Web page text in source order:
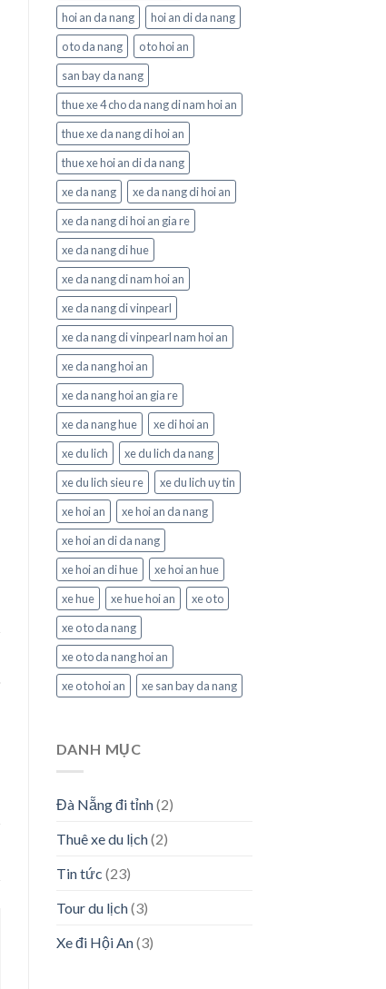
hoi an da nang
hoi an di da nang
o to da nang
o to hoi an
san bay da nang
thue xe 4 cho da nang di nam hoi an
thue xe da nang di hoi an
thue xe hoi an di da nang
xe da nang
xe da nang di hoi an
xe da nang di hoi an gia re
xe da nang di hue
xe da nang di nam hoi an
xe da nang di vinpearl
xe da nang di vinpearl nam hoi an
xe da nang hoi an
xe da nang hoi an gia re
xe da nang hue
xe di hoi an
xe du lich
xe du lich da nang
xe du lich sieu re
xe du lich uy tin
xe hoi an
xe hoi an da nang
xe hoi an di da nang
xe hoi an di hue
xe hoi an hue
xe hue
xe hue hoi an
xe o to
xe o to da nang
xe o to da nang hoi an
xe o to hoi an
xe san bay da nang
DANH MỤC
Đà Nẵng đi tỉnh(2)
Thuê xe du lịch(2)
Tin tức (23)
Tour du lịch(3)
Xe đi Hội An(3)